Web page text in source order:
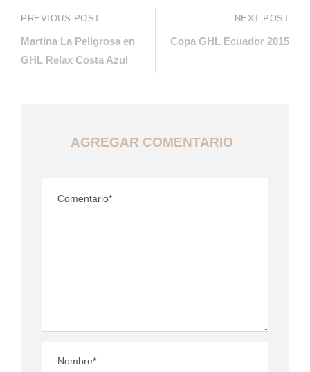
PREVIOUS POST
Martina La Peligrosa en
GHL Relax Costa Azul
NEXT POST
Copa GHL Ecuador 2015
AGREGAR COMENTARIO